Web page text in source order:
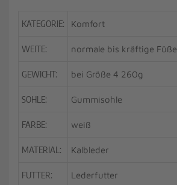
KATEGORIE: Komfort
WEITE: normale bis kräftige Füße
GEWICHT: bei Größe 4 260g
SOHLE: Gummisohle
FARBE: weiß
MATERIAL: Kalbleder
FUTTER: Lederfutter